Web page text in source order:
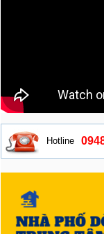
Hotline